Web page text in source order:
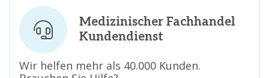
Medizinischer Fachhandel
Kundendienst
Wir helfen mehr als 40.000 Kunden.